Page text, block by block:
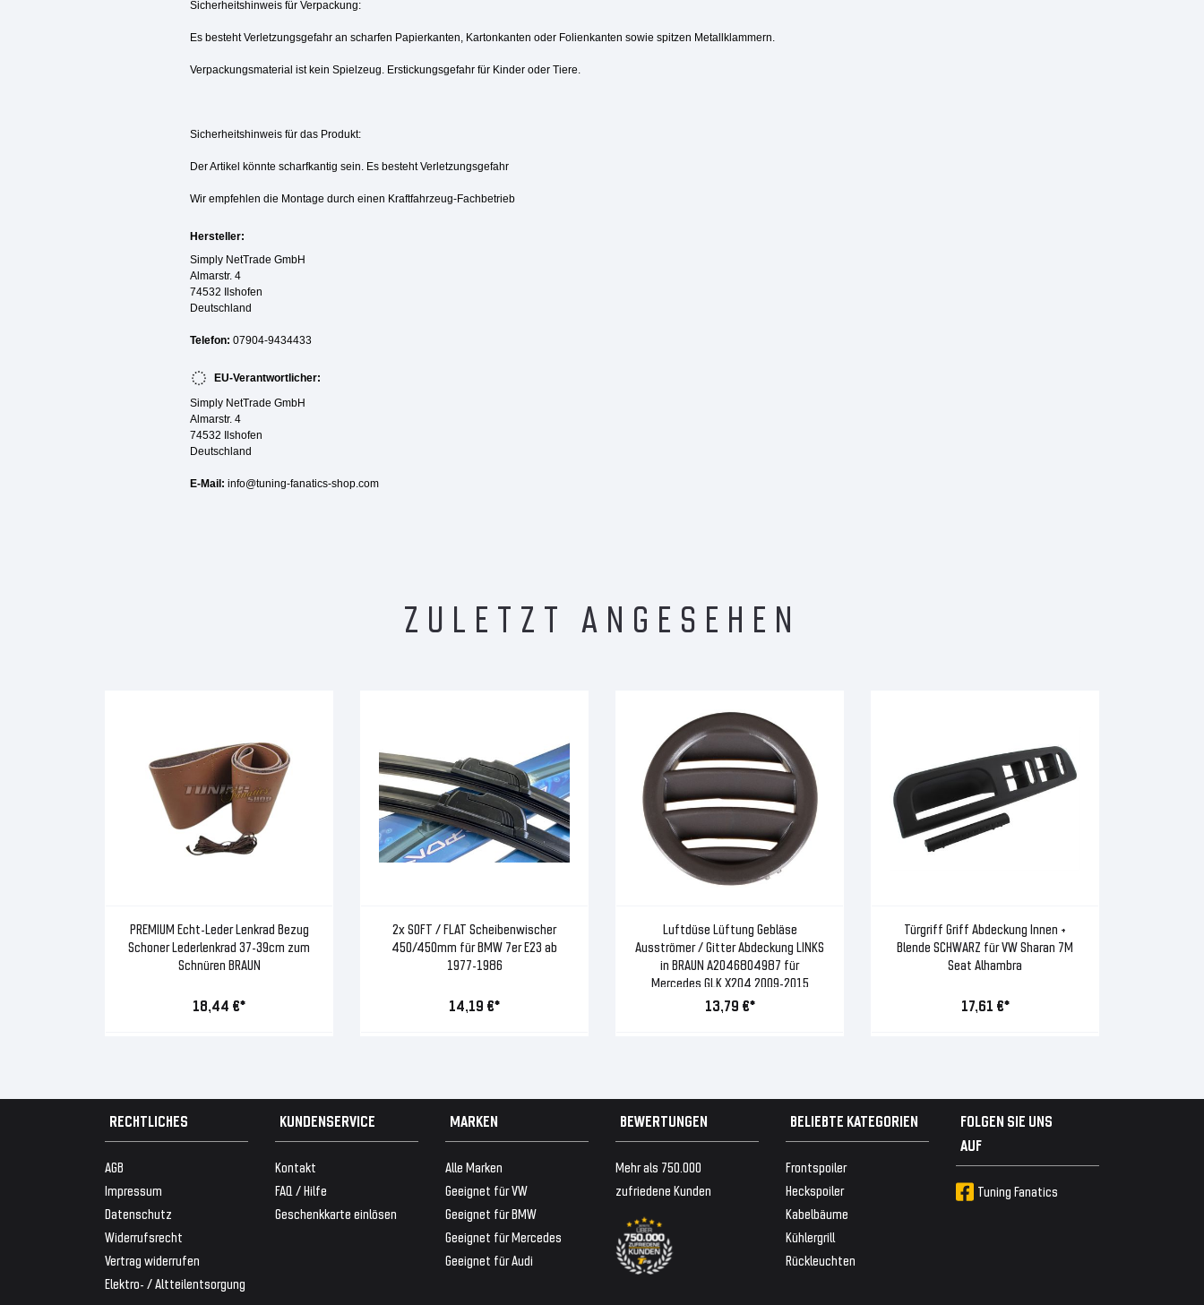
Sicherheitshinweis für Verpackung:
Es besteht Verletzungsgefahr an scharfen Papierkanten, Kartonkanten oder Folienkanten sowie spitzen Metallklammern.
Verpackungsmaterial ist kein Spielzeug. Erstickungsgefahr für Kinder oder Tiere.
Sicherheitshinweis für das Produkt:
Der Artikel könnte scharfkantig sein. Es besteht Verletzungsgefahr
Wir empfehlen die Montage durch einen Kraftfahrzeug-Fachbetrieb
Hersteller:
Simply NetTrade GmbH
Almarstr. 4
74532 Ilshofen
Deutschland
Telefon: 07904-9434433
EU-Verantwortlicher:
Simply NetTrade GmbH
Almarstr. 4
74532 Ilshofen
Deutschland
E-Mail: info@tuning-fanatics-shop.com
ZULETZT ANGESEHEN
PREMIUM Echt-Leder Lenkrad Bezug
Schoner Lederlenkrad 37-39cm zum
Schnüren BRAUN
18,44 €*
2x SOFT / FLAT Scheibenwischer
450/450mm für BMW 7er E23 ab
1977-1986
14,19 €*
Luftdüse Lüftung Gebläse
Ausströmer / Gitter Abdeckung LINKS
in BRAUN A2046804987 für
Mercedes GLK X204 2009-2015
13,79 €*
Türgriff Griff Abdeckung Innen +
Blende SCHWARZ für VW Sharan 7M
Seat Alhambra
17,61 €*
RECHTLICHES
AGB
Impressum
Datenschutz
Widerrufsrecht
Vertrag widerrufen
Elektro- / Altteilentsorgung
KUNDENSERVICE
Kontakt
FAQ / Hilfe
Geschenkkarte einlösen
MARKEN
Alle Marken
Geeignet für VW
Geeignet für BMW
Geeignet für Mercedes
Geeignet für Audi
BEWERTUNGEN
Mehr als 750.000
zufriedene Kunden
BELIEBTE KATEGORIEN
Frontspoiler
Heckspoiler
Kabelbäume
Kühlergrill
Rückleuchten
FOLGEN SIE UNS
AUF
Tuning Fanatics